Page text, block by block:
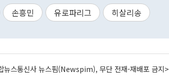
손흥민 유로파리그 히살리송
뉴스통신사 뉴스핌(Newspim), 무단 전재-재배포 금지>